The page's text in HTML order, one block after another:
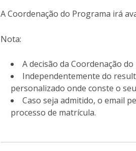
A Coordenação do Programa irá
Nota:
A decisão da Coordenação
Independentemente do
personalizado onde conste o
Caso seja admitido, o email
processo de matrícula.